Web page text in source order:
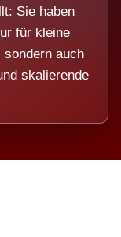
Sie haben
für kleine
auch
skalierende